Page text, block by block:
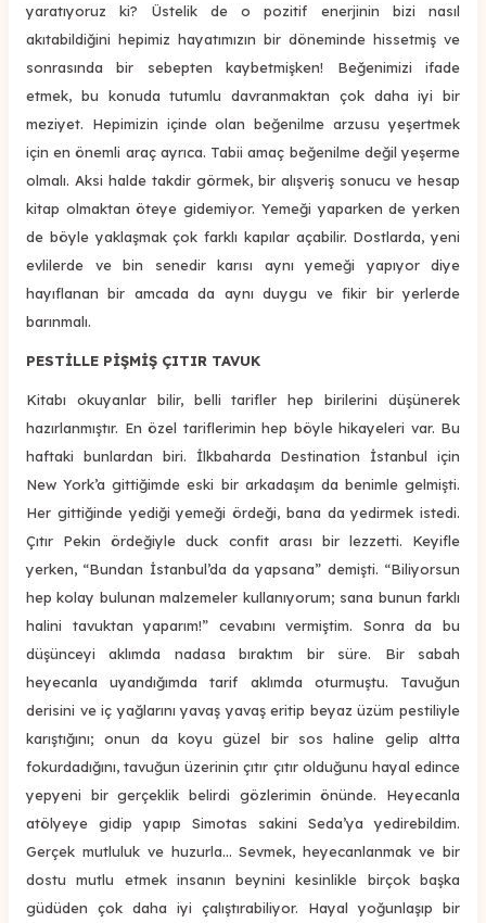
yaratıyoruz ki? Üstelik de o pozitif enerjinin bizi nasıl
akıtabildiğini hepimiz hayatımızın bir döneminde hissetmiş ve
sonrasında bir sebepten kaybetmişken! Beğenimizi ifade
etmek, bu konuda tutumlu davranmaktan çok daha iyi bir
meziyet. Hepimizin içinde olan beğenilme arzusu yeşertmek
için en önemli araç ayrıca. Tabii amaç beğenilme değil yeşerme
olmalı. Aksi halde takdir görmek, bir alışveriş sonucu ve hesap
kitap olmaktan öteye gidemiyor. Yemeği yaparken de yerken
de böyle yaklaşmak çok farklı kapılar açabilir. Dostlarda, yeni
evlilerde ve bin senedir karısı aynı yemeği yapıyor diye
hayıflanan bir amcada da aynı duygu ve fikir bir yerlerde
barınmalı.
PESTİLLE PİŞMİŞ ÇITIR TAVUK
Kitabı okuyanlar bilir, belli tarifler hep birilerini düşünerek
hazırlanmıştır. En özel tariflerimin hep böyle hikayeleri var. Bu
haftaki bunlardan biri. İlkbaharda Destination İstanbul için
New York’a gittiğimde eski bir arkadaşım da benimle gelmişti.
Her gittiğinde yediği yemeği ördeği, bana da yedirmek istedi.
Çıtır Pekin ördeğiyle duck confit arası bir lezzetti. Keyifle
yerken, “Bundan İstanbul’da da yapsana” demişti. “Biliyorsun
hep kolay bulunan malzemeler kullanıyorum; sana bunun farklı
halini tavuktan yaparım!” cevabını vermiştim. Sonra da bu
düşünceyi aklımda nadasa bıraktım bir süre. Bir sabah
heyecanla uyandığımda tarif aklımda oturmuştu. Tavuğun
derisini ve iç yağlarını yavaş yavaş eritip beyaz üzüm pestiliyle
karıştığını; onun da koyu güzel bir sos haline gelip altta
fokurdadığını, tavuğun üzerinin çıtır çıtır olduğunu hayal edince
yepyeni bir gerçeklik belirdi gözlerimin önünde. Heyecanla
atölyeye gidip yapıp Simotas sakini Seda’ya yedirebildim.
Gerçek mutluluk ve huzurla... Sevmek, heyecanlanmak ve bir
dostu mutlu etmek insanın beynini kesinlikle birçok başka
güdüden çok daha iyi çalıştırabiliyor. Hayal yoğunlaşıp bir